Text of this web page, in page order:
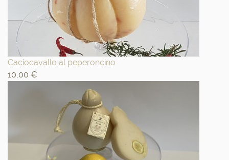
Caciocavallo al peperoncino
10,00 €